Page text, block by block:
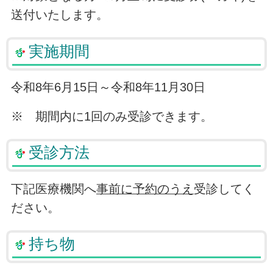
送付いたします。
実施期間
令和8年6月15日～令和8年11月30日
※ 期間内に1回のみ受診できます。
受診方法
下記医療機関へ事前に予約のうえ 受診してく
ださい。
持ち物